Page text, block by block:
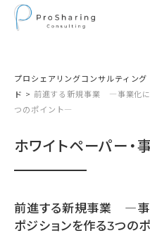
プロシェアリングコンサルティング
ド > 前進する新規事業 ―事業化に
つのポイント―
ホワイトペーパー・
前進する新規事業 ―事
ポジションを作る3つの